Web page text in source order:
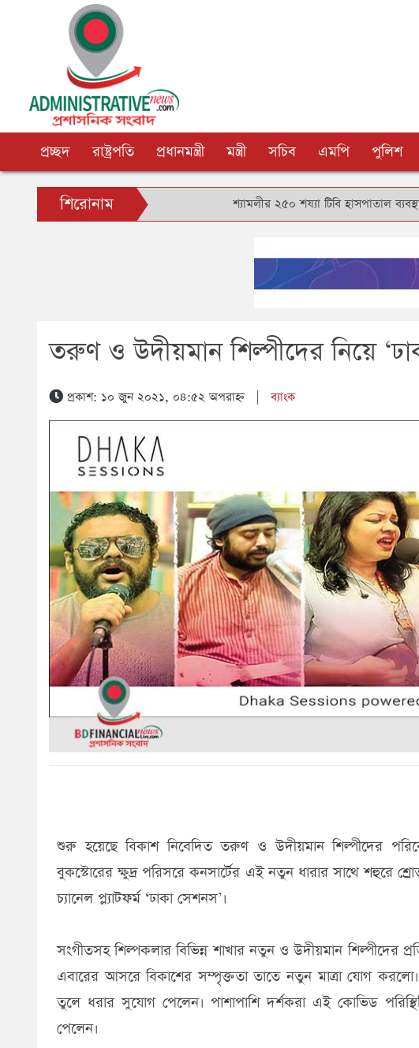
প্রচ্ছদ রাষ্ট্রপতি প্রধানমন্ত্রী মন্ত্রী সচিব এমপি পুলিশ
শিরোনাম শ্যামলীর ২৫০ শয্যা টিবি হাসপাতাল ব্যবস্থাপনা
তরুণ ও উদীয়মান শিল্পীদের নিয়ে
প্রকাশ: ১০ জুন ২০২১, ০৪:৫২ অপরাহ্ন|ব্যাংক
শুরু হয়েছে বিকাশ নিবেদিত তরুণ ও উদীয়মান শিল্পীদের
বুকস্টোরের ক্ষুদ্র পরিসরে কনসার্টের এই নতুন ধারার সাথে শহুরে
চ্যানেল প্ল্যাটফর্ম ‘ঢাকা সেশনস’।
সংগীতসহ শিল্পকলার বিভিন্ন শাখার নতুন ও উদীয়মান শিল্পীদের
এবারের আসরে বিকাশের সম্পৃক্ততা তাতে নতুন মাত্রা যোগ
তুলে ধরার সুযোগ পেলেন। পাশাপাশি দর্শকরা এই কোভিড
পেলেন।